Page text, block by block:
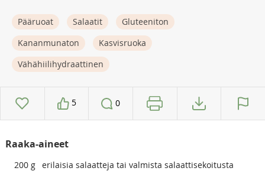
Pääruoat Salaatit
Gluteeniton
Kananmunaton
Kasvisruoka
Vähähiilihydraattinen
5 0
Raaka-aineet
200 g erilaisia salaatteja tai valmista salaattisekoitusta